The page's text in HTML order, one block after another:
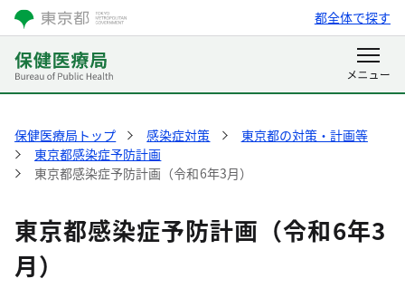
都全体で探す
保健医療局トップ 感染症対策
東京都の対策・計画等
東京都感染症予防計画
東京都感染症予防計画（令和6年3月）
東京都感染症予防計画（令和6年3
月）